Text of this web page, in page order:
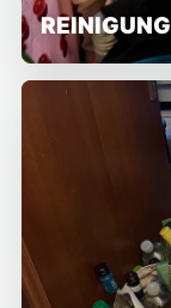
REINIGUNG